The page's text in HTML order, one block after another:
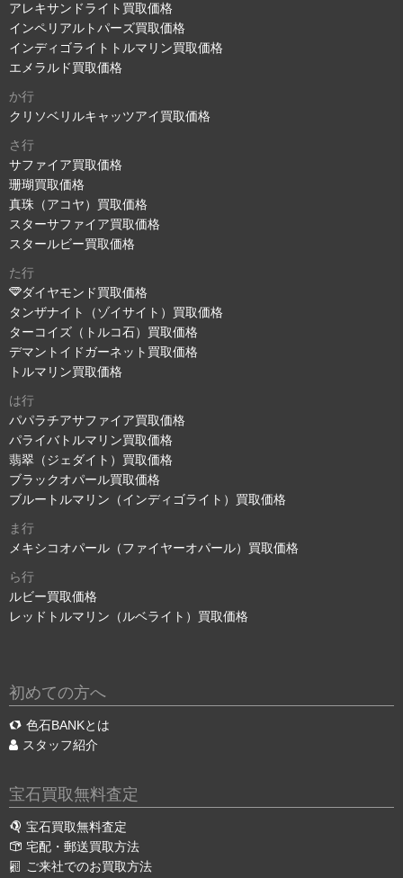
アレキサンドライト買取価格
インペリアルトパーズ買取価格
インディゴライトトルマリン買取価格
エメラルド買取価格
か行
クリソベリルキャッツアイ買取価格
さ行
サファイア買取価格
珊瑚買取価格
真珠（アコヤ）買取価格
スターサファイア買取価格
スタールビー買取価格
た行
ダイヤモンド買取価格
タンザナイト（ゾイサイト）買取価格
ターコイズ（トルコ石）買取価格
デマントイドガーネット買取価格
トルマリン買取価格
は行
パパラチアサファイア買取価格
パライバトルマリン買取価格
翡翠（ジェダイト）買取価格
ブラックオパール買取価格
ブルートルマリン（インディゴライト）買取価格
ま行
メキシコオパール（ファイヤーオパール）買取価格
ら行
ルビー買取価格
レッドトルマリン（ルベライト）買取価格
初めての方へ
色石BANKとは
スタッフ紹介
宝石買取無料査定
宝石買取無料査定
宅配・郵送買取方法
ご来社でのお買取方法